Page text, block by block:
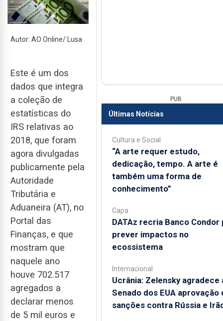
Autor: AO Online/ Lusa
Este é um dos
dados que integra
a coleção de
estatísticas do
IRS relativas ao
2018, que foram
agora divulgadas
publicamente pela
Autoridade
Tributária e
Aduaneira (AT), no
Portal das
Finanças, e que
mostram que
naquele ano
houve 702.517
agregados a
declarar menos
de 5 mil euros e
PUB
Últimas Notícias
Cultura e Social
“A arte requer estudo,
dedicação, tempo. A arte é
também uma forma de
conhecimento”
Capa
DATAz recria Banco Condor
prever impactos no
ecossistema
Internacional
Ucrânia: Zelensky agradece
Senado dos EUA aprovação
sanções contra Rússia e